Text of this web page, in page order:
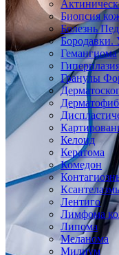
Биопсия
Болезнь
Бородавки.
Гемангиома
Гранулы
Келоид
Кератома
Комедон
Лентиго
Лимфома
Липома
Меланома
Милиум